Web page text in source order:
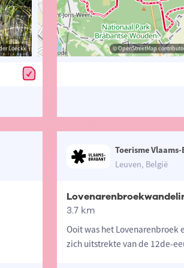
Loeckx © OpenStreetMap contributors,
© Lander Loeckx © OpenStreetMap
Toerisme
Leuven, België
3.7 km
Ooit was het Lovenarenbroek
zich uitstrekte van de 12de-